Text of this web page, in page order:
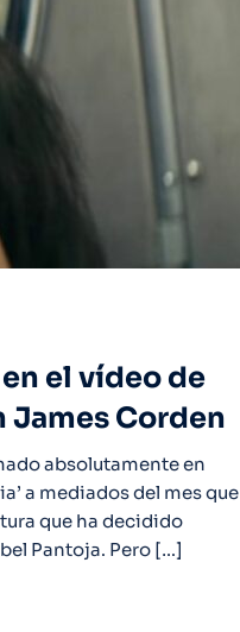
el vídeo de
James Corden
absolutamente en
a mediados del mes que
que ha decidido
Pantoja. Pero […]